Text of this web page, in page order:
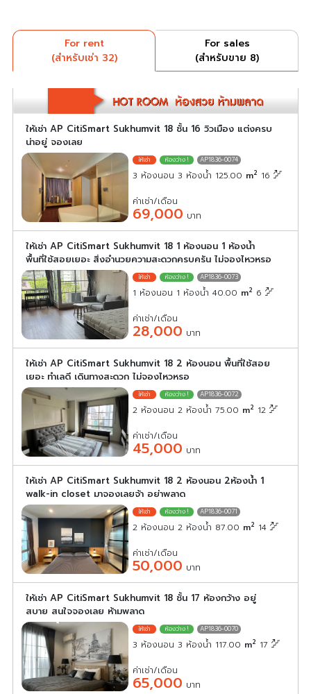
For rent
(สำหรับเช่า 32)
For sales
(สำหรับขาย 8)
ให้เช่า AP CitiSmart Sukhumvit 18 ชั้น 16 วิวเมือง แต่งครบ
น่าอยู่ จองเลย
AP1836-0074
3 ห้องนอน 3 ห้องน้ำ 125.00 m2 16
ค่าเช่า/เดือน
69,000 บาท
ให้เช่า AP CitiSmart Sukhumvit 18 1 ห้องนอน 1 ห้องน้ำ
พื้นที่ใช้สอยเยอะ สิ่งอำนวยความสะดวกครบครัน ไม่จองไหวหรอ
AP1836-0073
1 ห้องนอน 1 ห้องน้ำ 40.00 m2 6
ค่าเช่า/เดือน
28,000 บาท
ให้เช่า AP CitiSmart Sukhumvit 18 2 ห้องนอน พื้นที่ใช้สอย
เยอะ ทำเลดี เดินทางสะดวก ไม่จองไหวหรอ
AP1836-0072
2 ห้องนอน 2 ห้องน้ำ 75.00 m2 12
ค่าเช่า/เดือน
45,000 บาท
ให้เช่า AP CitiSmart Sukhumvit 18 2 ห้องนอน 2ห้องน้ำ 1
walk-in closet มาจองเลยจ้า อย่าพลาด
AP1836-0071
2 ห้องนอน 2 ห้องน้ำ 87.00 m2 14
ค่าเช่า/เดือน
50,000 บาท
ให้เช่า AP CitiSmart Sukhumvit 18 ชั้น 17 ห้องกว้าง อยู่
สบาย สนใจจองเลย ห้ามพลาด
AP1836-0070
3 ห้องนอน 3 ห้องน้ำ 117.00 m2 17
ค่าเช่า/เดือน
65,000 บาท